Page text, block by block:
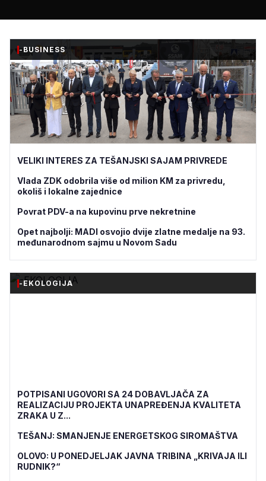
-BUSINESS
VELIKI INTERES ZA TEŠANJSKI SAJAM PRIVREDE
Vlada ZDK odobrila više od milion KM za privredu,
okoliš i lokalne zajednice
Povrat PDV-a na kupovinu prve nekretnine
Opet najbolji: MADI osvojio dvije zlatne medalje na 93.
međunarodnom sajmu u Novom Sadu
-EKOLOGIJA
POTPISANI UGOVORI SA 24 DOBAVLJAČA ZA
REALIZACIJU PROJEKTA UNAPREĐENJA KVALITETA
ZRAKA U Z...
TEŠANJ: SMANJENJE ENERGETSKOG SIROMAŠTVA
OLOVO: U PONEDJELJAK JAVNA TRIBINA „KRIVAJA ILI
RUDNIK?“